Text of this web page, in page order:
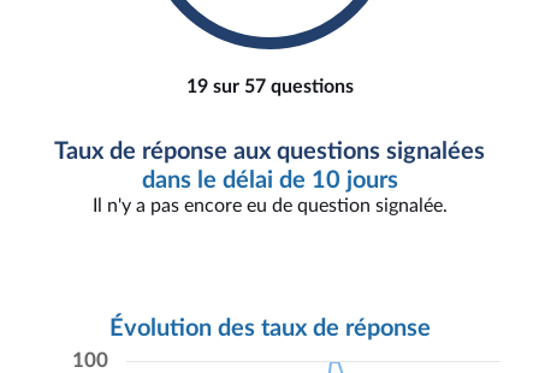
19 sur 57 questions
Taux de réponse aux questions signalées
dans le délai de 10 jours
Il n'y a pas encore eu de question signalée.
Évolution des taux de réponse
100